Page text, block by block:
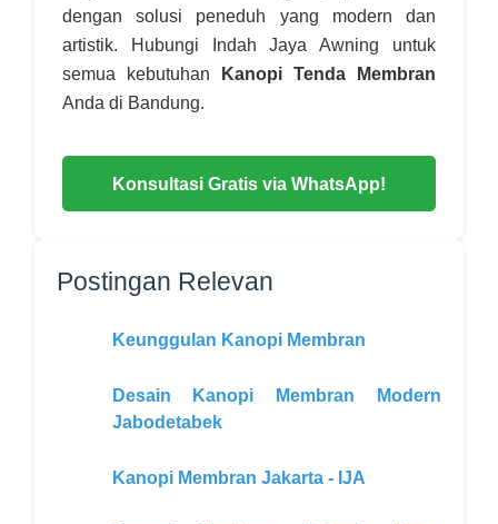
dengan solusi peneduh yang modern dan
artistik. Hubungi Indah Jaya Awning untuk
semua kebutuhan
Kanopi Tenda Membran
Anda di Bandung.
Konsultasi Gratis via WhatsApp!
Postingan Relevan
Keunggulan Kanopi Membran
Desain Kanopi Membran Modern
Jabodetabek
Kanopi Membran Jakarta - IJA